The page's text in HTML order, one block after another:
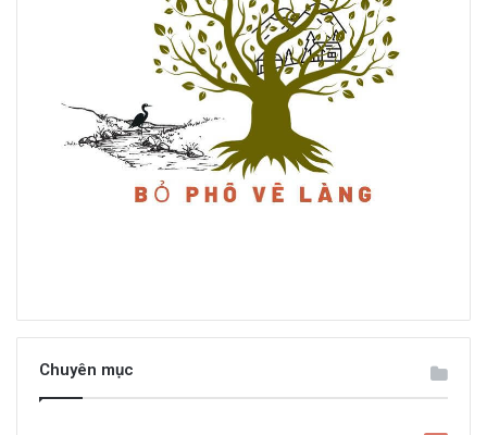
Chuyên mục